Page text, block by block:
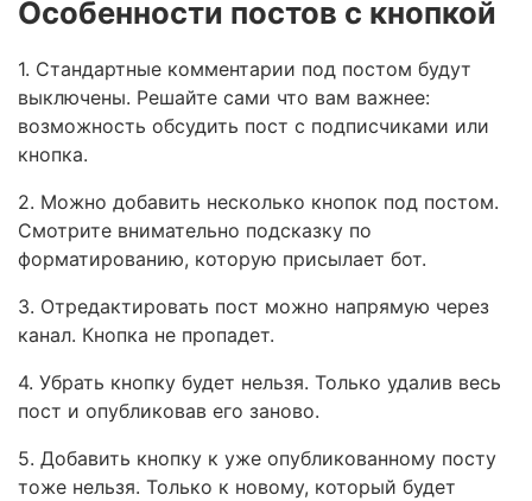
Особенности постов с кнопкой
1. Стандартные комментарии под постом будут
выключены. Решайте сами что вам важнее:
возможность обсудить пост с подписчиками или
кнопка.
2. Можно добавить несколько кнопок под постом.
Смотрите внимательно подсказку по
форматированию, которую присылает бот.
3. Отредактировать пост можно напрямую через
канал. Кнопка не пропадет.
4. Убрать кнопку будет нельзя. Только удалив весь
пост и опубликовав его заново.
5. Добавить кнопку к уже опубликованному посту
тоже нельзя. Только к новому, который будет